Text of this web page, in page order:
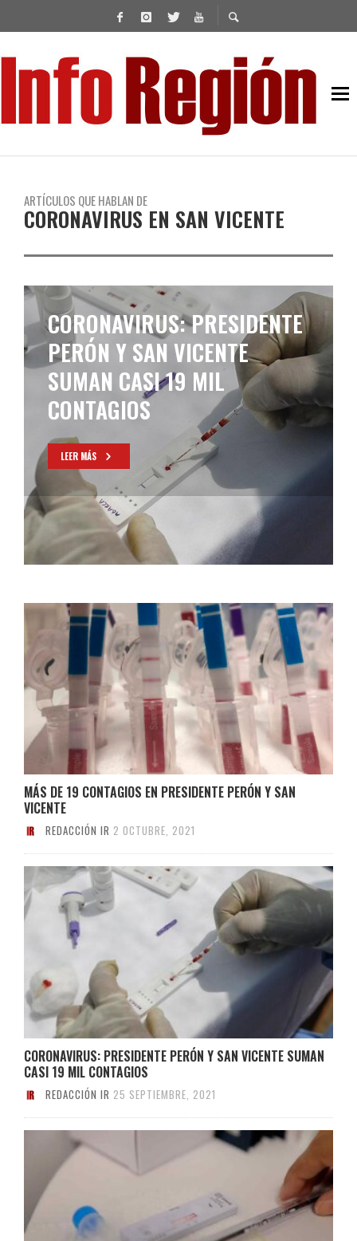
ARTÍCULOS QUE HABLAN DE
CORONAVIRUS EN SAN VICENTE
SE REGISTRARON APENAS
SEIS CONTAGIOS DE
CORONAVIRUS EN SAN
VICENTE EN LOS CUATRO
ÚLTIMOS DÍAS
LEER MÁS
MÁS DE 19 CONTAGIOS EN PRESIDENTE PERÓN Y SAN
VICENTE
REDACCIÓN IR 2 OCTUBRE, 2021
CORONAVIRUS: PRESIDENTE PERÓN Y SAN VICENTE SUMAN
CASI 19 MIL CONTAGIOS
REDACCIÓN IR 25 SEPTIEMBRE, 2021